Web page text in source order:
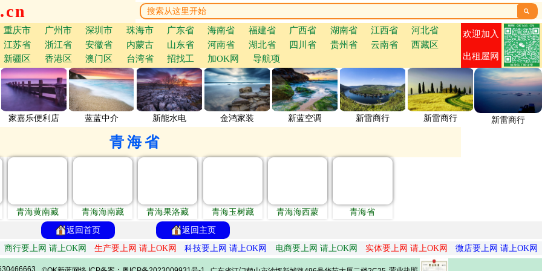

重庆市 广州市 深圳市 珠海市 广东省 海南省 福建省 广西省 湖南省 江西省
河北省
江苏省
浙江省 安徽省 内蒙古 山东省 河南省 湖北省 四川省 贵州省 云南省
西藏区
新疆区
香港区 澳门区 台湾省 招找工 加OK网 导航项
欢迎加入
出租屋网
家嘉乐便利店 蓝蓝中介 新能水电 金鸿家装 新蓝空调 新雷商行 新雷商行 新雷商行
青海省
青海黄南藏 青海海南藏 青海果洛藏 青海玉树藏 青海海西蒙
青海省
返回首页
返回主页
商行要上网 请上OK网
生产要上网 请上OK网 科技要上网 请上OK网 电商要上网 请上OK网 实体要上网 请上OK网 微店要上网 请上OK网